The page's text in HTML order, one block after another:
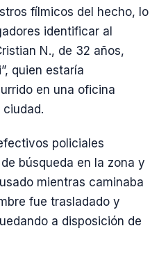
fílmicos del hecho, lo
identificar al
N., de 32 años,
quien estaría
en una oficina
policiales
búsqueda en la zona y
mientras caminaba
fue trasladado y
a disposición de